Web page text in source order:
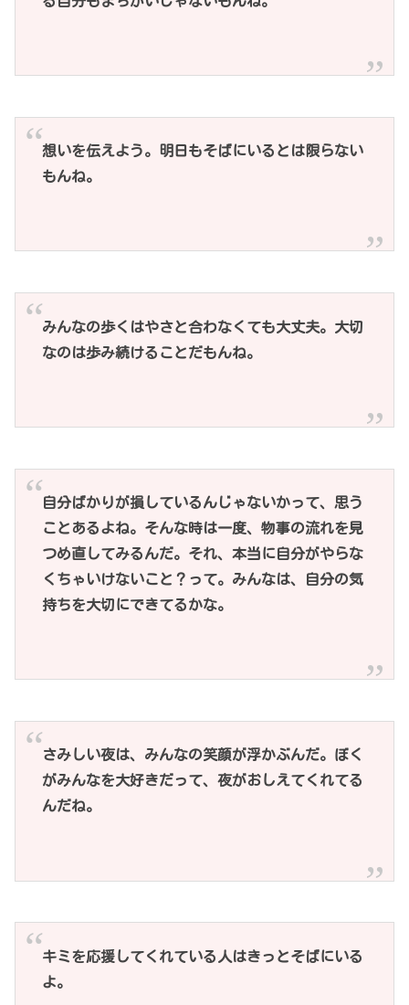
想いを伝えよう。明日もそばにいるとは限らない
もんね。
みんなの歩くはやさと合わなくても大丈夫。大切
なのは歩み続けることだもんね。
自分ばかりが損しているんじゃないかって、思う
ことあるよね。そんな時は一度、物事の流れを見
つめ直してみるんだ。それ、本当に自分がやらな
くちゃいけないこと？って。みんなは、自分の気
持ちを大切にできてるかな。
さみしい夜は、みんなの笑顔が浮かぶんだ。ぼく
がみんなを大好きだって、夜がおしえてくれてる
んだね。
キミを応援してくれている人はきっとそばにいる
よ。